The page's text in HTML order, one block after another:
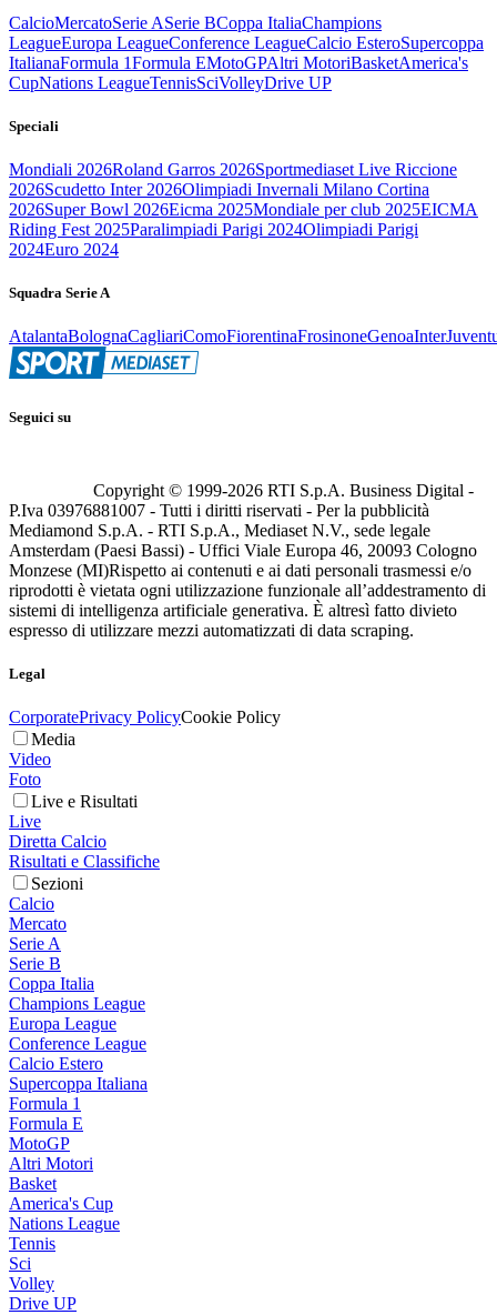
CalcioMercatoSerie ASerie BCoppa ItaliaChampions
LeagueEuropa LeagueConference LeagueCalcio EsteroSupercoppa
ItalianaFormula 1Formula EMotoGPAltri MotoriBasketAmerica's
CupNations LeagueTennisSciVolleyDrive UP
Speciali
Mondiali 2026Roland Garros 2026Sportmediaset Live Riccione
2026Scudetto Inter 2026Olimpiadi Invernali Milano Cortina
2026Super Bowl 2026Eicma 2025Mondiale per club 2025EICMA
Riding Fest 2025Paralimpiadi Parigi 2024Olimpiadi Parigi
2024Euro 2024
Squadra Serie A
AtalantaBolognaCagliariComoFiorentinaFrosinoneGenoaInter
Seguici su
Copyright © 1999-2026 RTI S.p.A. Business Digital -
P.Iva 03976881007 - Tutti i diritti riservati - Per la pubblicità
Mediamond S.p.A. - RTI S.p.A., Mediaset N.V., sede legale
Amsterdam (Paesi Bassi) - Uffici Viale Europa 46, 20093 Cologno
Monzese (MI)Rispetto ai contenuti e ai dati personali trasmessi e/o
riprodotti è vietata ogni utilizzazione funzionale all’addestramento di
sistemi di intelligenza artificiale generativa. È altresì fatto divieto
espresso di utilizzare mezzi automatizzati di data scraping.
Legal
CorporatePrivacy PolicyCookie Policy
Media
Video
Foto
Live e Risultati
Live
Diretta Calcio
Risultati e Classifiche
Sezioni
Calcio
Mercato
Serie A
Serie B
Coppa Italia
Champions League
Europa League
Conference League
Calcio Estero
Supercoppa Italiana
Formula 1
Formula E
MotoGP
Altri Motori
Basket
America's Cup
Nations League
Tennis
Sci
Volley
Drive UP